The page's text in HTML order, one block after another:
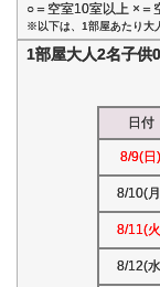
○＝空室10室以上 ×
※以下は、1部屋あたり大
1部屋大人2名子供
日付
8/9(日)
8/10(
8/11(
8/12(